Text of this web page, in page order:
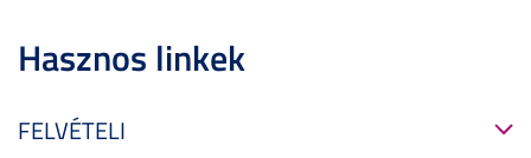
Hasznos linkek
FELVÉTELI